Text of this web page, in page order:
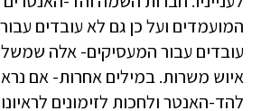
המועמדים ועל כן גם לא עובדים
עובדים עבור המעסיקים- אלה
איוש משרות. במילים אחרות- אם
להד-האנטר ולחכות לזימונים